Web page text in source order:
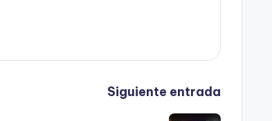
Siguiente entrada